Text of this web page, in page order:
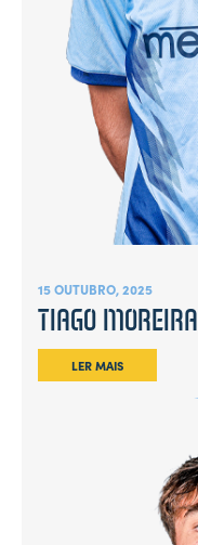
15 OUTUBRO, 2025
TIAGO MOREIRA
LER MAIS